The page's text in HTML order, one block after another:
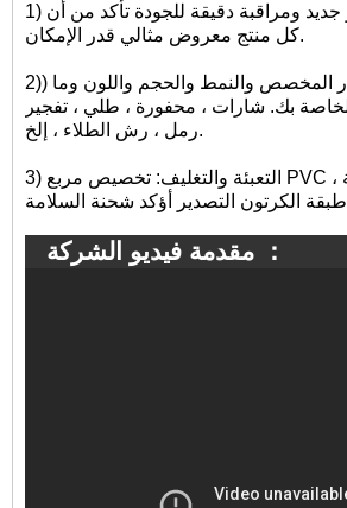
1) تصميم مخصص أو جديد ومراقبة دقيقة للجودة تأكد من أن
كل منتج معروض مثالي قدر الإمكان.
2)) يمكن أن يتم الشعار المخصص والنمط والحجم واللون وما
بك. شارات ، محفورة ، طلي ، تفجير
رمل ، رش الطلاء ، إلخ.
3) التعبئة والتغليف: تخصيص مربع PVC ، مربع النافذة ، هدية
مقدمة فيديو الشركة ：